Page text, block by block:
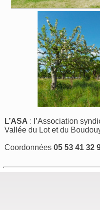
L’ASA : l’Association
Vallée du Lot et du
Coordonnées05 53 41 32